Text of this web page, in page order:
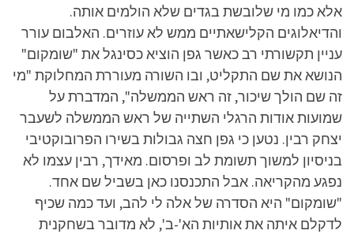
אלא כמו מי שלובשת בגדים שלא הולמים אותה.
והדיאלוגים הקלישאתיים ממש לא עוזרים. האלבום עורר
עניין תקשורתי רב כאשר גפן הוציא כסינגל את "שומקום"
הנושא את שם התקליט, ובו השורה מעוררת המחלוקת "מי
זה שם הולך שיכור, זה ראש הממשלה", המדברת על
שמועות אודות הרגלי השתייה של ראש הממשלה לשעבר
יצחק רבין. נטען כי גפן חצה גבולות בשירו הפרובוקטיבי
בניסיון למשוך תשומת לב ופרסום. מאידך, רבין עצמו לא
נפגע מהקריאה. אבל התכנסנו כאן בשביל שם אחד.
"שומקום" היא הסדרה של אלה לי להב, ועד כמה שכיף
לדקלם איתה את אותיות הא'-ב', לא מדובר בשחקנית